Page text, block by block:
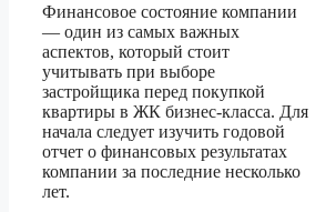
Финансовое состояние компании
— один из самых важных
аспектов, который стоит
учитывать при выборе
застройщика перед покупкой
квартиры в ЖК бизнес-класса. Для
начала следует изучить годовой
отчет о финансовых результатах
компании за последние несколько
лет.